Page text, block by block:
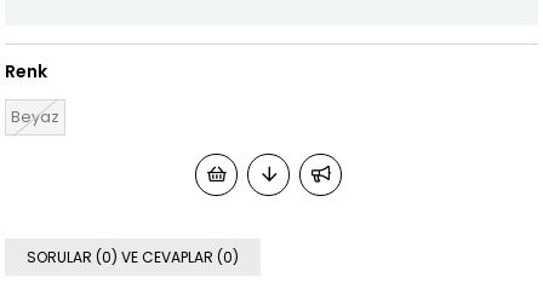
Renk
Beyaz
SORULAR (0) VE CEVAPLAR (0)